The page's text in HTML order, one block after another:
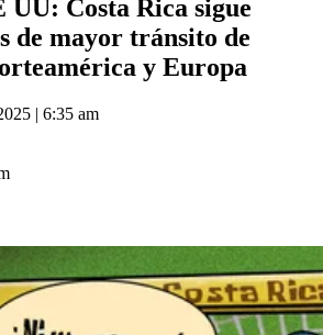
Costa Rica sigue
de mayor tránsito de
y Europa
| 6:35 am